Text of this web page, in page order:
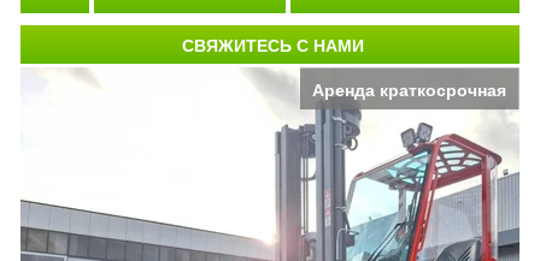
Аренда краткосрочная
СВЯЖИТЕСЬ С НАМИ